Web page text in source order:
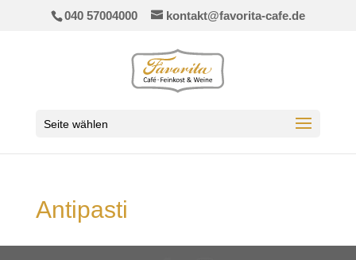
040 57004000 kontakt@favorita-cafe.de
Seite wählen
Antipasti